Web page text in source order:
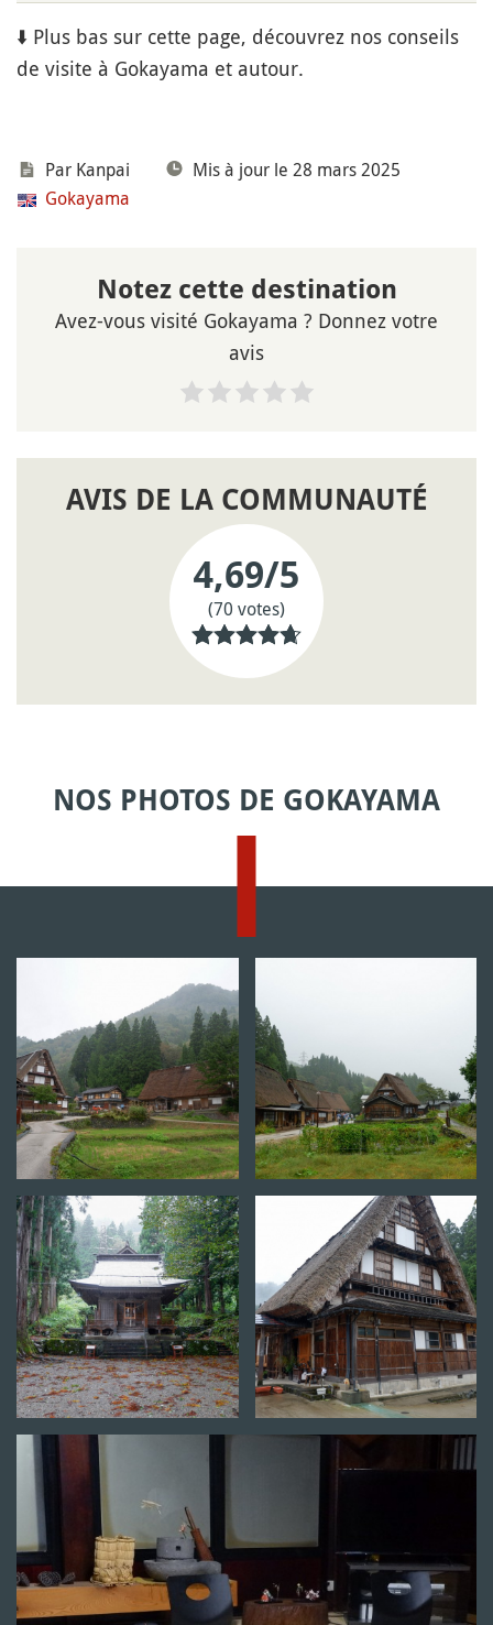
⬇️ Plus bas sur cette page, découvrez nos conseils
de visite à Gokayama et autour.
Par Kanpai
Mis à jour le 28 mars 2025
Gokayama
Notez cette destination
Avez-vous visité Gokayama ? Donnez votre
avis
AVIS DE LA COMMUNAUTÉ
4,69/5
(70 votes)
NOS PHOTOS DE GOKAYAMA